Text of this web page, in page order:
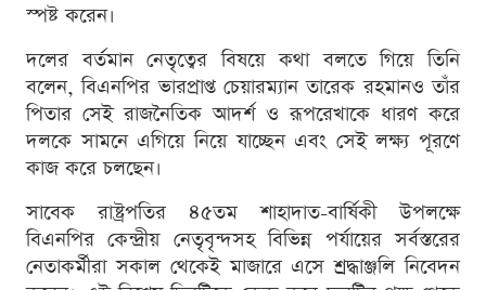
স্পষ্ট করেন।
দলের বর্তমান নেতৃত্বের বিষয়ে কথা বলতে গিয়ে তিনি
বলেন, বিএনপির ভারপ্রাপ্ত চেয়ারম্যান তারেক রহমানও তাঁর
পিতার সেই রাজনৈতিক আদর্শ ও রূপরেখাকে ধারণ করে
দলকে সামনে এগিয়ে নিয়ে যাচ্ছেন এবং সেই লক্ষ্য পূরণে
কাজ করে চলছেন।
সাবেক রাষ্ট্রপতির ৪৫তম শাহাদাত-বার্ষিকী উপলক্ষে
বিএনপির কেন্দ্রীয় নেতৃবৃন্দসহ বিভিন্ন পর্যায়ের সর্বস্তরের
নেতাকর্মীরা সকাল থেকেই মাজারে এসে শ্রদ্ধাঞ্জলি নিবেদন